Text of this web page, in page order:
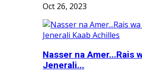
Oct 26, 2023
Nasser na Amer...Rais
Jenerali...